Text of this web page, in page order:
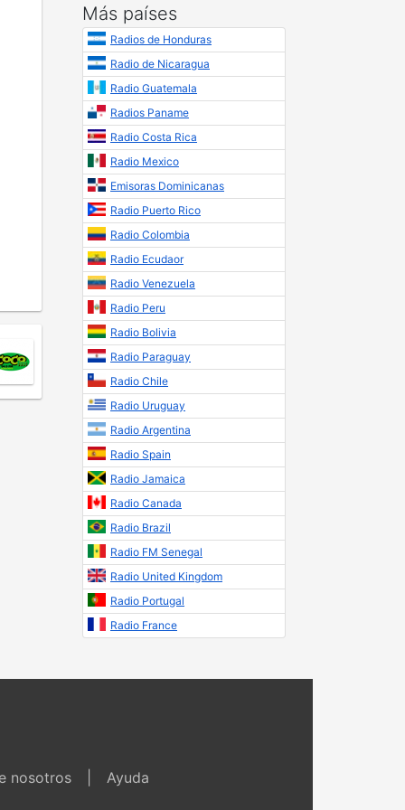
Más países
Radios de Honduras
Radio de Nicaragua
Radio Guatemala
Radios Paname
Radio Costa Rica
Radio Mexico
Emisoras Dominicanas
Radio Puerto Rico
Radio Colombia
Radio Ecudaor
Radio Venezuela
Radio Peru
Radio Bolivia
Radio Paraguay
Radio Chile
Radio Uruguay
Radio Argentina
Radio Spain
Radio Jamaica
Radio Canada
Radio Brazil
Radio FM Senegal
Radio United Kingdom
Radio Portugal
Radio France
nosotros Ayuda